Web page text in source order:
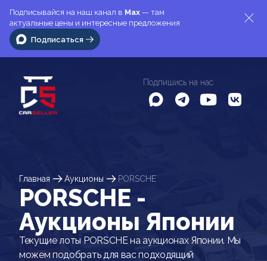
Подписывайся на наш канал в Max — там
актуальные цены и интересные предложения
Подписаться
Подпишись на нас
Главная Аукционы PORSCHE
PORSCHE -
Аукционы Японии
Текущие лоты PORSCHE на аукционах Японии. Мы
можем подобрать для вас подходящий